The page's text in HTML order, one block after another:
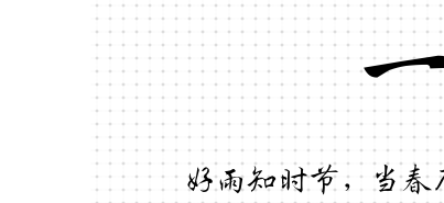
好雨知时节，当